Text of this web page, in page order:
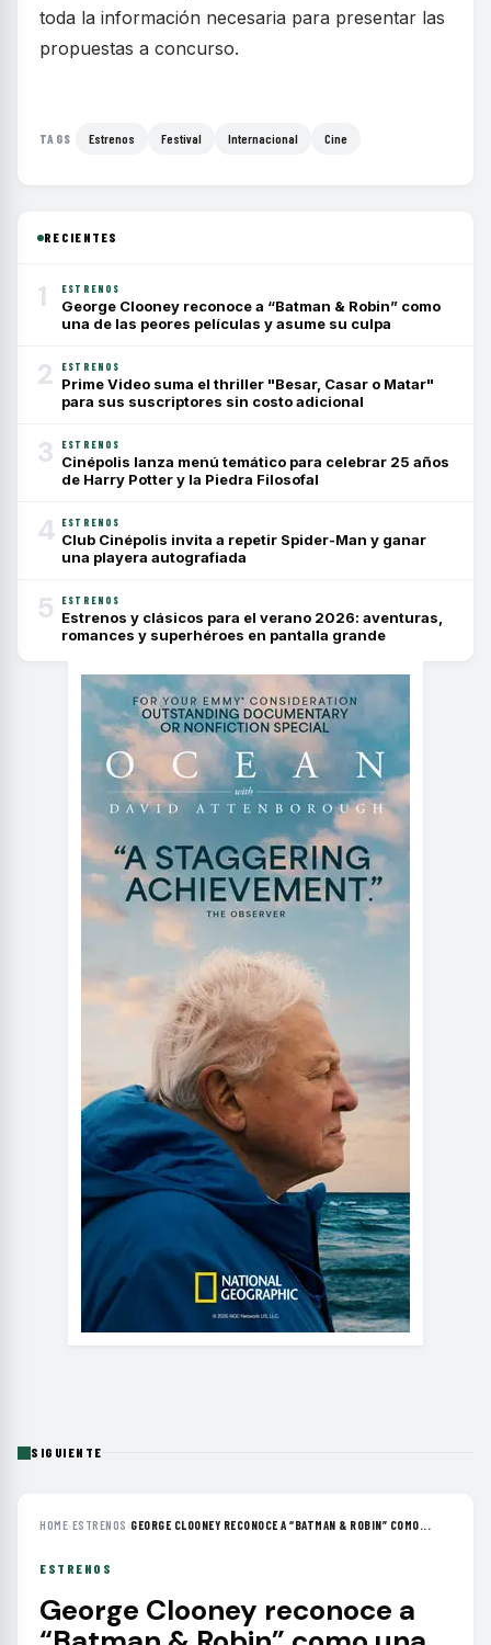
toda la información necesaria para presentar las
propuestas a concurso.
TAGS Estrenos Festival Internacional Cine
RECIENTES
1 ESTRENOS
George Clooney reconoce a “Batman & Robin” como
una de las peores películas y asume su culpa
2 ESTRENOS
Prime Video suma el thriller "Besar, Casar o Matar"
para sus suscriptores sin costo adicional
3 ESTRENOS
Cinépolis lanza menú temático para celebrar 25 años
de Harry Potter y la Piedra Filosofal
4 ESTRENOS
Club Cinépolis invita a repetir Spider-Man y ganar
una playera autografiada
5 ESTRENOS
Estrenos y clásicos para el verano 2026: aventuras,
romances y superhéroes en pantalla grande
SIGUIENTE
HOME›ESTRENOS ›GEORGE CLOONEY RECONOCE A “BATMAN & ROBIN” COMO...
ESTRENOS
George Clooney reconoce a